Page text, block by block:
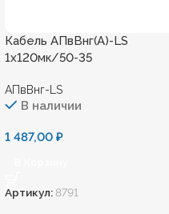
Кабель АПвВнг(А)-LS
1х120мк/50-35
АПвВнг-LS
В наличии
1 487,00 ₽
Артикул:8791